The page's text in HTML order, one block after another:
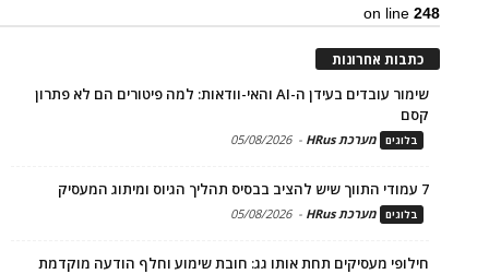
on line248
כתבות אחרונות
שימור עובדים בעידן ה-AI והאי-וודאות: למה פיטורים הם לא פתרון
קסם
בלוגים מערכת HRus -
05/08/2026
7 עמודי התווך שיש להציב בבסיס תהליך הגיוס ומיתוג המעסיק
בלוגים מערכת HRus -
05/08/2026
חילופי מעסיקים תחת אותו גג: חובת שימוע וחלף הודעה מוקדמת